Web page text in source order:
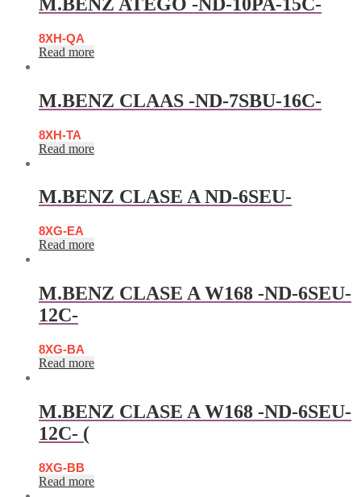
8XH-QA
Read more
M.BENZ CLAAS -ND-7SBU-16C-
8XH-TA
Read more
M.BENZ CLASE A ND-6SEU-
8XG-EA
Read more
M.BENZ CLASE A W168 -ND-6SEU-
12C-
8XG-BA
Read more
M.BENZ CLASE A W168 -ND-6SEU-
12C- (
8XG-BB
Read more